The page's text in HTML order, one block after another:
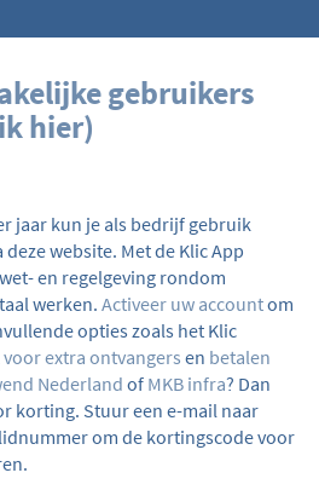
gebruikers
hier)
jaar kun je als bedrijf gebruik
website. Met de Klic App
en regelgeving rondom
werken. Activeer uw accountom
opties zoals het Klic
extra ontvangers en betalen
Nederland of MKB infra? Dan
korting. Stuur een e-mail naar
om de kortingscode voor